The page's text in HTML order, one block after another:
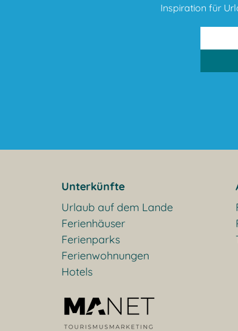
Inspiration für
Unterkünfte
Urlaub auf dem Lande
Ferienhäuser
Ferienparks
Ferienwohnungen
Hotels